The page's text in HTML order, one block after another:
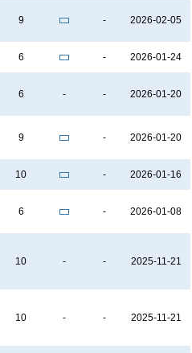
9 - 2026-02-05
6 - 2026-01-24
6 - - 2026-01-20
9 - 2026-01-20
10 - 2026-01-16
6 - 2026-01-08
10 - - 2025-11-21
10 - - 2025-11-21